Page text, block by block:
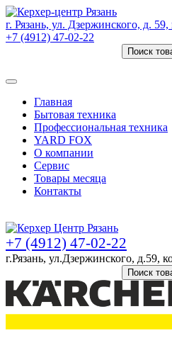
г. Рязань, ул. Дзержинского, д. 59,
+7 (4912) 47-02-22
Поиск
Главная
Бытовая техника
Профессиональная техника
YARD FOX
О компании
Сервис
Товары месяца
Контакты
+7 (4912) 47-02-22
г.Рязань, ул.Дзержинского, д.59,
Поиск